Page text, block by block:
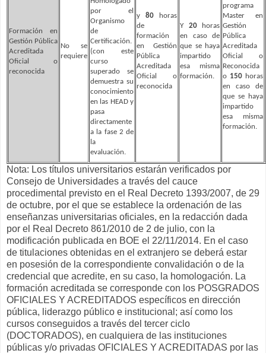
Formación en
Gestión Pública
Acreditada
Oficial o
reconocida
No se
requiere
por el
Organismo
de
Certificación.
(con este
curso
superado se
demuestra su
conocimiento
en las HEAD y
pasa
directamente
a la fase 2 de
la
evaluación.
y 80 horas
de
formación
en Gestión
Pública
Acreditada
Oficial o
reconocida
Y 20horas
en caso de
que se haya
impartido
esa misma
formación.
programa
Master en
Gestión
Pública
Acreditada
Oficial o
Reconocida
o 150 horas
en caso de
que se haya
impartido
esa misma
formación.
Nota: Los títulos universitarios estarán verificados por
Consejo de Universidades a través del cauce
procedimental previsto en el Real Decreto 1393/2007, de 29
de octubre, por el que se establece la ordenación de las
enseñanzas universitarias oficiales, en la redacción dada
por el Real Decreto 861/2010 de 2 de julio, con la
modificación publicada en BOE el 22/11/2014. En el caso
de titulaciones obtenidas en el extranjero se deberá estar
en posesión de la correspondiente convalidación o de la
credencial que acredite, en su caso, la homologación. La
formación acreditada se corresponde con los POSGRADOS
OFICIALES Y ACREDITADOS específicos en dirección
pública, liderazgo público e institucional; así como los
cursos conseguidos a través del tercer ciclo
(DOCTORADOS), en cualquiera de las instituciones
públicas y/o privadas OFICIALES Y ACREDITADAS por las